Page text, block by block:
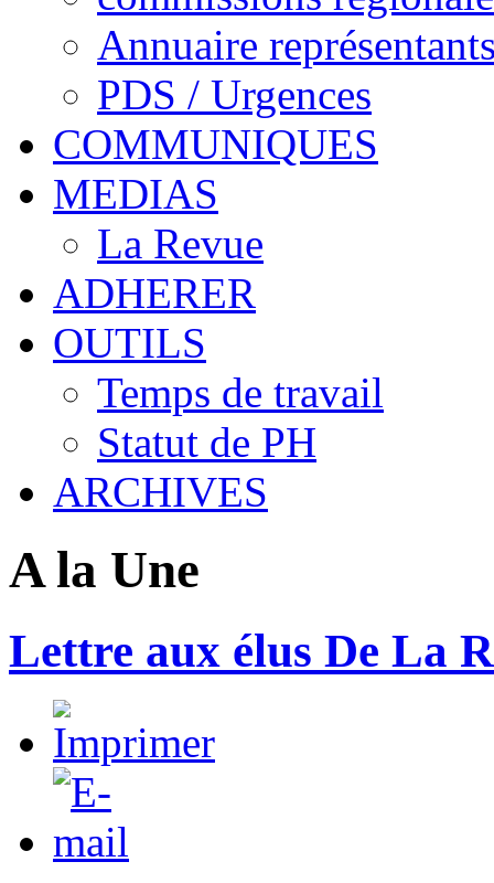
Annuaire
PDS / Urgences
COMMUNIQUES
MEDIAS
La Revue
ADHERER
OUTILS
Temps de travail
Statut de PH
ARCHIVES
A la Une
Lettre aux élus De La